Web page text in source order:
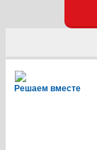
Решаем вместе